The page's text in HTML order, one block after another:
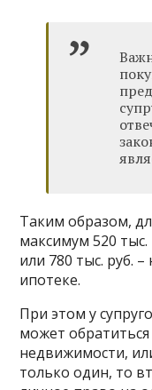
Таким образом,
максимум 520
или 780 тыс. руб.
ипотеке.
При этом у
может
недвижимости,
только один, то